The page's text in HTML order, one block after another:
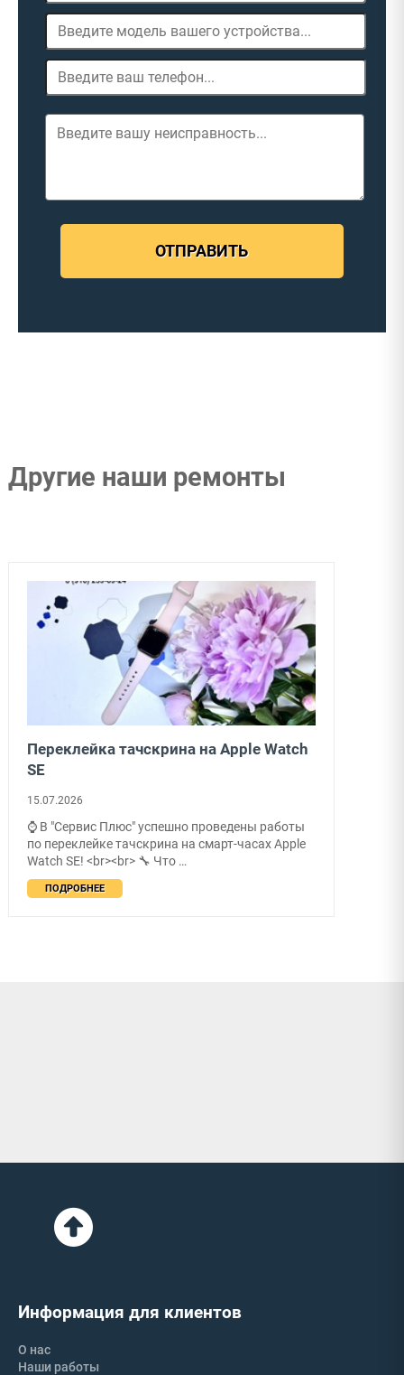
ОТПРАВИТЬ
Другие наши ремонты
Переклейка тачскрина на Apple Watch
SE
15.07.2026
⌚ В "Сервис Плюс" успешно проведены работы
по переклейке тачскрина на смарт-часах Apple
Watch SE! <br><br> 🔧 Что …
ПОДРОБНЕЕ
Информация для клиентов
О нас
Наши работы